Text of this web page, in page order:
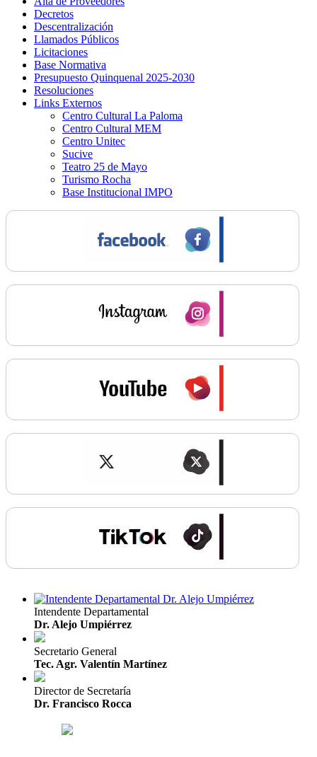
Decretos
Descentralización
Llamados Públicos
Licitaciones
Base Normativa
Presupuesto Quinquenal 2025-2030
Resoluciones
Links Externos
Centro Cultural La Paloma
Centro Cultural MEM
Centro Unitec
Sucive
Teatro 25 de Mayo
Turismo Rocha
Base Institucional IMPO
Intendente Departamental
Dr. Alejo Umpiérrez
Secretario General
Tec. Agr. Valentín Martínez
Director de Secretaría
Dr. Francisco Rocca